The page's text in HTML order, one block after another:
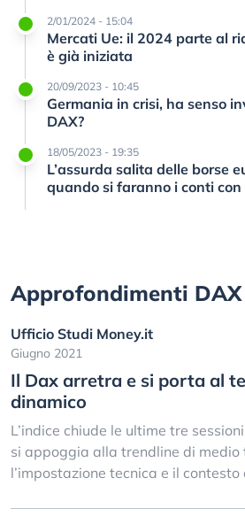
2/01/2024 - 15:04
Mercati Ue: il 2024 parte al
è già iniziata
20/09/2023 - 10:45
Germania in crisi, ha senso
DAX?
18/05/2023 - 19:35
L’assurda salita delle borse
quando si faranno i conti
Approfondimenti DAX
Ufficio Studi Money.it
Giugno 2021
Il Dax arretra e si porta al
dinamico
L’indice chiude le ultime tre
si appoggia alla trendline di medio
l’impostazione tecnica e il